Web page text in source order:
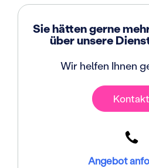
Sie hätten gerne
über unsere
Wir helfen Ihnen
Kontakt
Angebot